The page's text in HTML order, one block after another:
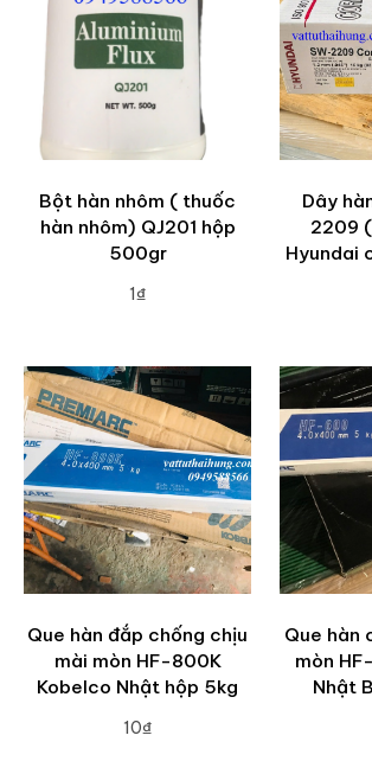
Bột hàn nhôm ( thuốc
hàn nhôm) QJ201 hộp
500gr
1₫
Dây
2209
Hyundai
Que hàn đắp chống chịu
mài mòn HF-800K
Kobelco Nhật hộp 5kg
10₫
Que hàn
mòn
Nhật